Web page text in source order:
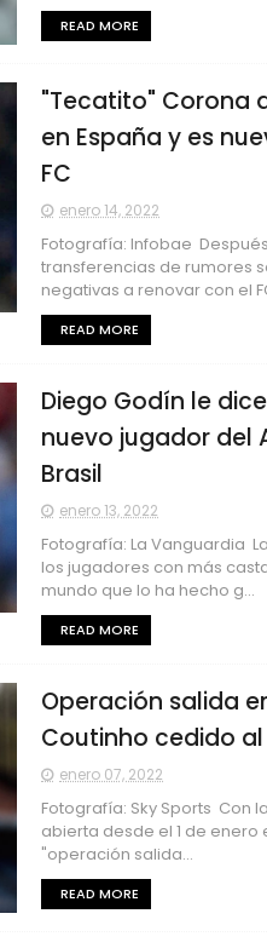
READ MORE
"Tecatito" Corona
en España y es
FC
enero 14, 2022
Fotografía: Infobae
transferencias de rumores
negativas a renovar con el
READ MORE
Diego Godín le
nuevo jugador del
Brasil
enero 13, 2022
Fotografía: La Vanguardia
los jugadores con más
mundo que lo ha hecho g...
READ MORE
Operación salida
Coutinho cedido
enero 07, 2022
Fotografía: Sky Sports Con
abierta desde el 1 de enero
"operación salida...
READ MORE